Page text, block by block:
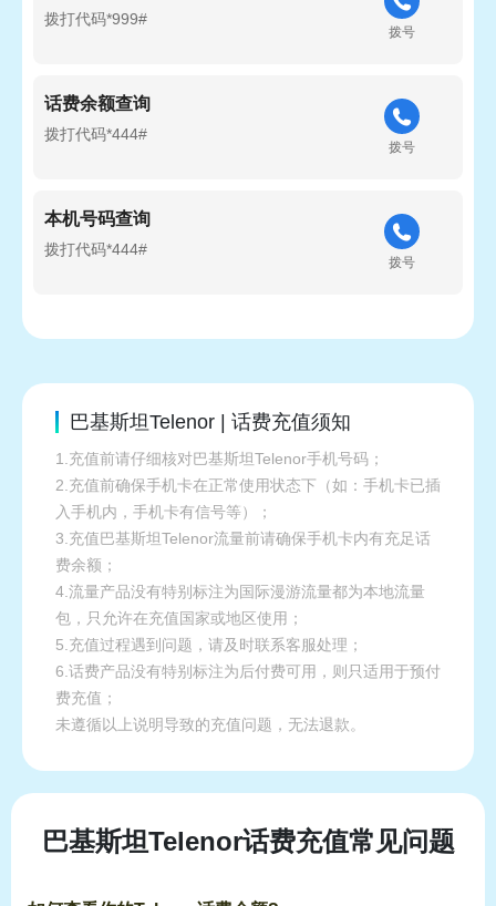
拨打代码*999#
拨号
话费余额查询
拨打代码*444#
拨号
本机号码查询
拨打代码*444#
拨号
巴基斯坦Telenor | 话费充值须知
1.充值前请仔细核对巴基斯坦Telenor手机号码；
2.充值前确保手机卡在正常使用状态下（如：手机卡已插
入手机内，手机卡有信号等）；
3.充值巴基斯坦Telenor流量前请确保手机卡内有充足话
费余额；
4.流量产品没有特别标注为国际漫游流量都为本地流量
包，只允许在充值国家或地区使用；
5.充值过程遇到问题，请及时联系客服处理；
6.话费产品没有特别标注为后付费可用，则只适用于预付
费充值；
未遵循以上说明导致的充值问题，无法退款。
巴基斯坦Telenor话费充值常见问题